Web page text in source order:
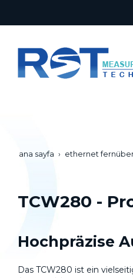
ana sayfa ethernet
TCW280 -
Hochpräzise
Das TCW280 ist ein